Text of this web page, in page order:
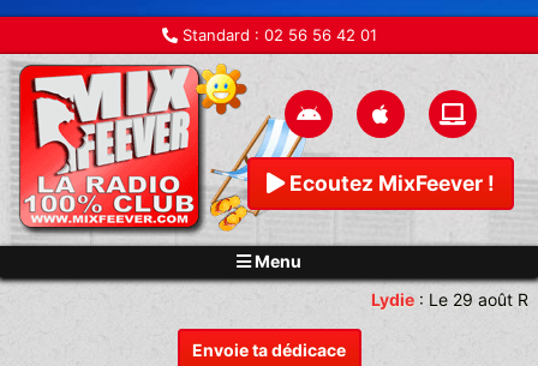
Standard : 02 56 56 42 01
Ecoutez MixFeever !
Menu
Envoie ta dédicace
Lydie: Le 29 août